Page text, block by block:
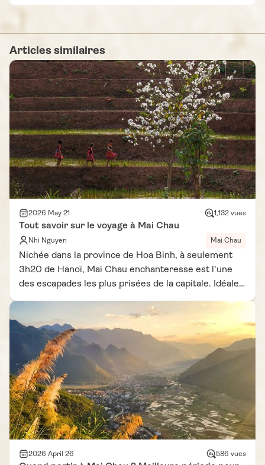
Articles similaires
2026 May 21 1,132 vues
Tout savoir sur le voyage à Mai Chau
Nhi Nguyen Mai Chau
Nichée dans la province de Hoa Binh, à seulement
3h20 de Hanoï, Mai Chau enchanteresse est l'une
des escapades les plus prisées de la capitale. Idéale
ou Ha Giang, elle offre pourtant une plongée
authentique dans la culture et les paysages ruraux
du Vietnam. Rizières en terrasses, minorités
ethniques, maisons sur pilotis – le dépaysement est
total. Que vous disposiez d'un week-end ou de
quelques jours, un voyage à Mai Chau reste la
formule idéale pour profiter pleinement de la région.
2026 April 26 586 vues